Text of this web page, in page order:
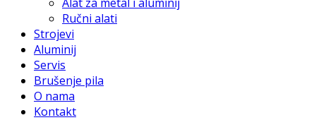
Ručni alati
Strojevi
Aluminij
Servis
Brušenje pila
O nama
Kontakt